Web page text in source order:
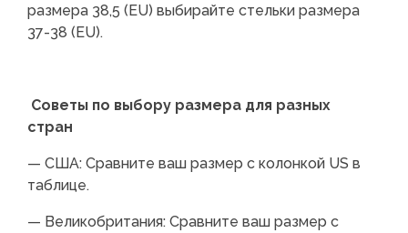
размера 38,5 (EU) выбирайте стельки размера
37-38 (EU).
Советы по выбору размера для разных
стран
— США: Сравните ваш размер с колонкой US в
таблице.
— Великобритания: Сравните ваш размер с